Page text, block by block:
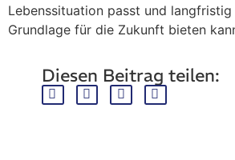
Lebenssituation passt und
Grundlage für die Zukunft bieten
Diesen Beitrag teilen: